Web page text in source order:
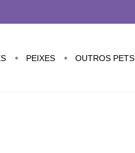
PEIXES OUTROS PETS